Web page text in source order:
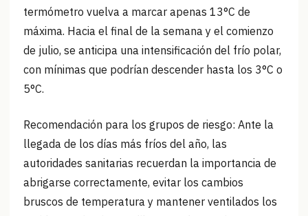
termómetro vuelva a marcar apenas 13°C de
máxima. Hacia el final de la semana y el comienzo
de julio, se anticipa una intensificación del frío polar,
con mínimas que podrían descender hasta los 3°C o
5°C.
Recomendación para los grupos de riesgo: Ante la
llegada de los días más fríos del año, las
autoridades sanitarias recuerdan la importancia de
abrigarse correctamente, evitar los cambios
bruscos de temperatura y mantener ventilados los